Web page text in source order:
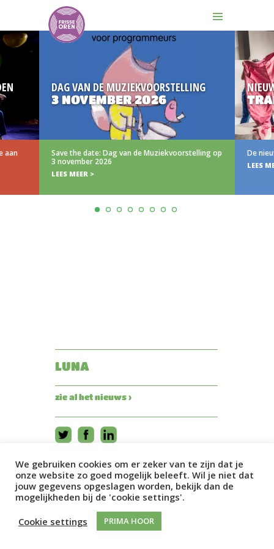
DAG VAN DE MUZIEKVOORSTELLING
3 NOVEMBER 2026
Save the date: Dag van de Muziekvoorstelling op
3 november 2026
LEES MEER >
NIEUW
De
LEES MEER
LUNA
zie al het nieuws ›
We gebruiken cookies om er zeker van te zijn dat je
onze website zo goed mogelijk beleeft. Wil je niet dat
jouw gegevens opgeslagen worden, bekijk dan de
mogelijkheden bij de 'cookie settings'.
Cookie settings
PRIMA HOOR